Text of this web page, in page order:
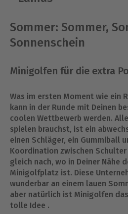
Sommer: Sommer,
Sonnenschein
Minigolfen für die extra
Was im ersten Moment wie ein
kann in der Runde mit Deinen
coolen Wettbewerb werden.
spielen brauchst, ist ein
einen Schläger, ein Gummiball
Koordination zwischen
gleich nach, wo in Deiner Nähe
Minigolfplatz ist. Diese
wunderbar an einem lauen
aber natürlich ist Minigolfen
tolle Idee .